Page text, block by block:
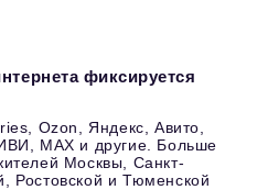
фиксируется
Ozon, Яндекс, Авито,
MAX и другие. Больше
Москвы, Санкт-
Ростовской и Тюменской